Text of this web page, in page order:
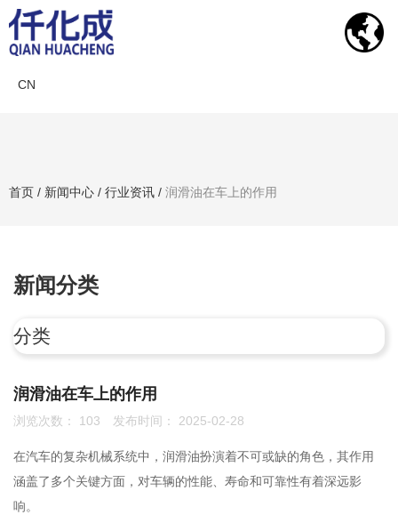
CN
首页 / 新闻中心 / 行业资讯 / 润滑油在车上的作用
新闻分类
分类
联系我们
0755-86192801
润滑油在车上的作用
浏览次数： 103 发布时间： 2025-02-28
在汽车的复杂机械系统中，润滑油扮演着不可或缺的角色，其作用
涵盖了多个关键方面，对车辆的性能、寿命和可靠性有着深远影
响。